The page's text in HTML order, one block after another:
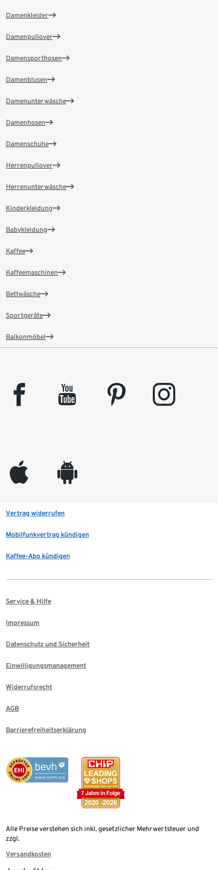
Damenkleider
Damenpullover
Damensporthosen
Damenblusen
Damenunterwäsche
Damenhosen
Damenschuhe
Herrenpullover
Herrenunterwäsche
Kinderkleidung
Babykleidung
Kaffee
Kaffeemaschinen
Bettwäsche
Sportgeräte
Balkonmöbel
facebook youtube pinterest instagram
appleinc android
Vertrag widerrufen
Mobilfunkvertrag kündigen
Kaffee-Abo kündigen
Service & Hilfe
Impressum
Datenschutz und Sicherheit
Einwilligungsmanagement
Widerrufsrecht
AGB
Barrierefreiheitserklärung
Alle Preise verstehen sich inkl. gesetzlicher Mehrwertsteuer und
zzgl.
Versandkosten